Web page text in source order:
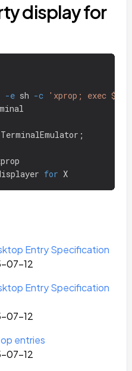
display for
-e sh -c 'xprop; exec
TerminalEmulator ;
for X
Entry Specification
07-12
Entry Specification
07-12
entries
07-12